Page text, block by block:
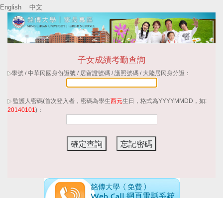
English 中文
子女成績考勤查詢
學號 / 中華民國身份證號 / 居留證號碼 / 護照號碼 / 大陸居民身分證：
監護人密碼(首次登入者，密碼為學生西元生日，格式為YYYYMMDD，如:
20140101)：